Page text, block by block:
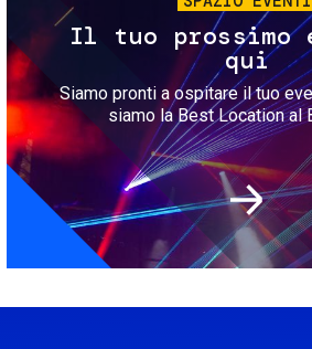
Il tuo prossimo
qui
Siamo pronti a ospitare il tuo
siamo la Best Location al